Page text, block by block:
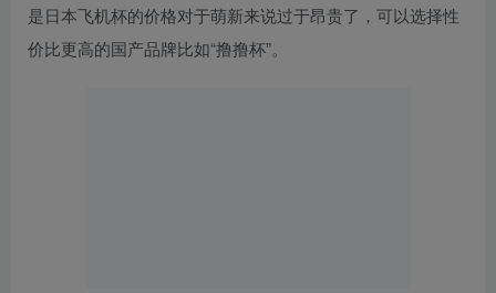
是日本飞机杯的价格对于萌新来说过于昂贵了，可以选择性
价比更高的国产品牌比如“撸撸杯”。